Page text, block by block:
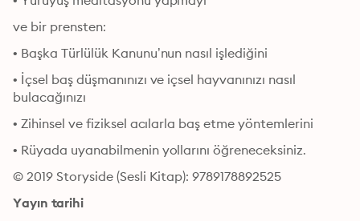
ve bir prensten:
• Başka Türlülük Kanunu’nun nasıl işlediğini
• İçsel baş düşmanınızı ve içsel hayvanınızı nasıl
bulacağınızı
• Zihinsel ve fiziksel acılarla baş etme yöntemlerini
• Rüyada uyanabilmenin yollarını öğreneceksiniz.
© 2019 Storyside (Sesli Kitap): 9789178892525
Yayın tarihi